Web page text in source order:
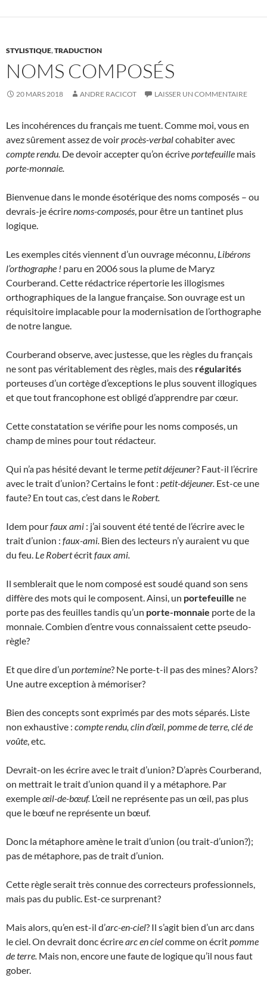
STYLISTIQUE,TRADUCTION
NOMS COMPOSÉS
20 MARS 2018 ANDRE RACICOT LAISSER UN COMMENTAIRE
Les incohérences du français me tuent. Comme moi, vous en
avez sûrement assez de voirprocès-verbalcohabiter avec
compte rendu. De devoir accepter qu’on écriveportefeuille mais
porte-monnaie.
Bienvenue dans le monde ésotérique des noms composés – ou
devrais-je écrirenoms-composés, pour être un tantinet plus
logique.
Les exemples cités viennent d’un ouvrage méconnu, Libérons
l’orthographe ! paru en 2006 sous la plume de Maryz
Courberand. Cette rédactrice répertorie les illogismes
orthographiques de la langue française. Son ouvrage est un
réquisitoire implacable pour la modernisation de l’orthographe
de notre langue.
Courberand observe, avec justesse, que les règles du français
ne sont pas véritablement des règles, mais des régularités
porteuses d’un cortège d’exceptions le plus souvent illogiques
et que tout francophone est obligé d’apprendre par cœur.
Cette constatation se vérifie pour les noms composés, un
champ de mines pour tout rédacteur.
Qui n’a pas hésité devant le termepetit déjeuner? Faut-il l’écrire
avec le trait d’union? Certains le font : petit-déjeuner. Est-ce une
faute? En tout cas, c’est dans le Robert.
Idem pourfaux ami : j’ai souvent été tenté de l’écrire avec le
trait d’union : faux-ami. Bien des lecteurs n’y auraient vu que
du feu. Le Robertécritfaux ami.
Il semblerait que le nom composé est soudé quand son sens
diffère des mots qui le composent. Ainsi, un portefeuille ne
porte pas des feuilles tandis qu’un porte-monnaie porte de la
monnaie. Combien d’entre vous connaissaient cette pseudo-
règle?
Et que dire d’un portemine? Ne porte-t-il pas des mines? Alors?
Une autre exception à mémoriser?
Bien des concepts sont exprimés par des mots séparés. Liste
non exhaustive : compte rendu, clin d’œil, pomme de terre, clé de
voûte, etc.
Devrait-on les écrire avec le trait d’union? D’après Courberand,
on mettrait le trait d’union quand il y a métaphore. Par
exempleœil-de-bœuf. L’œil ne représente pas un œil, pas plus
que le bœuf ne représente un bœuf.
Donc la métaphore amène le trait d’union (ou trait-d’union?);
pas de métaphore, pas de trait d’union.
Cette règle serait très connue des correcteurs professionnels,
mais pas du public. Est-ce surprenant?
Mais alors, qu’en est-il d’arc-en-ciel? Il s’agit bien d’un arc dans
le ciel. On devrait donc écrirearc en cielcomme on écritpomme
de terre. Mais non, encore une faute de logique qu’il nous faut
gober.